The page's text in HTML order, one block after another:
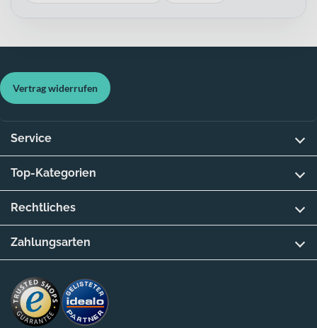
Vertrag widerrufen
Service
Top-Kategorien
Rechtliches
Zahlungsarten